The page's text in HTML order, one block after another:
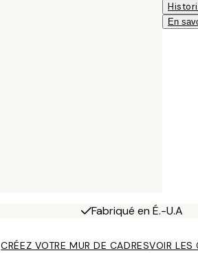
En
Fabriqué en É.-U.A
CRÉEZ VOTRE MUR DE CADRESVOIR LES